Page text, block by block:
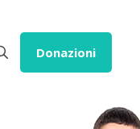
Donazioni